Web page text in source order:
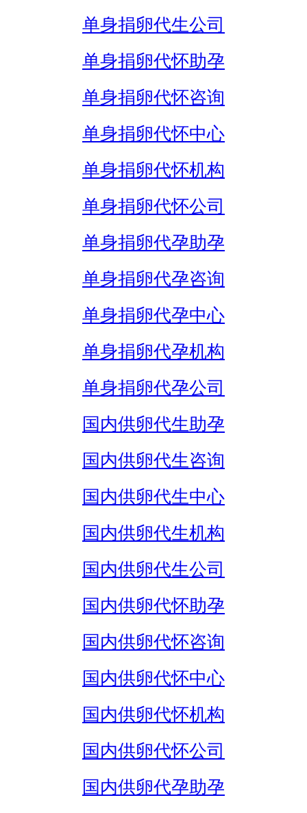
单身捐卵代生公司
单身捐卵代怀助孕
单身捐卵代怀咨询
单身捐卵代怀中心
单身捐卵代怀机构
单身捐卵代怀公司
单身捐卵代孕助孕
单身捐卵代孕咨询
单身捐卵代孕中心
单身捐卵代孕机构
单身捐卵代孕公司
国内供卵代生助孕
国内供卵代生咨询
国内供卵代生中心
国内供卵代生机构
国内供卵代生公司
国内供卵代怀助孕
国内供卵代怀咨询
国内供卵代怀中心
国内供卵代怀机构
国内供卵代怀公司
国内供卵代孕助孕